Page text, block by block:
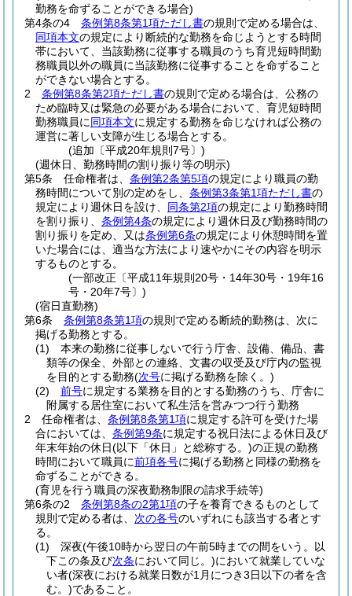
勤務を命ずることができる場合)
第4条の4
条例第8条第1項ただし書の規則で定める場合は、
同項本文の規定により断続的な勤務を命じようとする時間
帯において、当該勤務に従事する職員のうち育児短時間勤
務職員以外の職員に当該勤務に従事することを命ずること
ができない場合とする。
2
条例第8条第2項ただし書の規則で定める場合は、公務の
ため臨時又は緊急の必要がある場合において、育児短時間
勤務職員に同項本文に規定する勤務を命じなければ公務の
運営に著しい支障が生じる場合とする。
(追加〔平成20年規則7号〕)
(週休日、勤務時間の割り振り等の明示)
第5条
任命権者は、 条例第2条第5項の規定により職員の勤
務時間について別の定めをし、 条例第3条第1項ただし書の
規定により週休日を設け、 同条第2項の規定により勤務時間
を割り振り、 条例第4条の規定により週休日及び勤務時間の
割り振りを定め、又は条例第6条の規定により休憩時間を置
いた場合には、適当な方法により速やかにその内容を明示
するものとする。
(一部改正〔平成11年規則20号・14年30号・19年16
号・20年7号〕)
(宿日直勤務)
第6条
条例第8条第1項の規則で定める断続的勤務は、次に
掲げる勤務とする。
(1)
本来の勤務に従事しないで行う庁舎、設備、備品、書
類等の保全、外部との連絡、文書の収受及び庁内の監視
を目的とする勤務(次号に掲げる勤務を除く。)
(2)
前号に規定する業務を目的とする勤務のうち、庁舎に
附属する居住室において私生活を営みつつ行う勤務
2
任命権者は、 条例第8条第1項に規定する許可を受けた場
合においては、 条例第9条に規定する祝日法による休日及び
年末年始の休日(以下「休日」と総称する。)の正規の勤務
時間において職員に前項各号に掲げる勤務と同様の勤務を
命ずることができる。
(育児を行う職員の深夜勤務制限の請求手続等)
第6条の2
条例第8条の2第1項の子を養育できるものとして
規則で定める者は、 次の各号のいずれにも該当する者とす
る。
(1)
深夜(午後10時から翌日の午前5時までの間をいう。以
下この条及び次条において同じ。)において就業していな
い者(深夜における就業日数が1月につき3日以下の者を含
む。)であること。